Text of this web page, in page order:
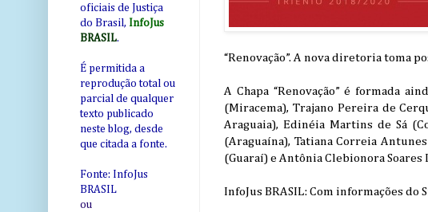
“Renovação”. A nova diretoria toma
A Chapa “Renovação” é formada
(Miracema), Trajano Pereira de
Araguaia), Edinéia Martins de Sá
(Araguaína), Tatiana Correia
(Guaraí) e Antônia Clebionora Soares
InfoJus BRASIL: Com informações do
oficiais de Justiça
do Brasil, InfoJus
BRASIL.
É permitida a
reprodução total ou
parcial de qualquer
texto publicado
neste blog, desde
que citada a fonte.
Fonte: InfoJus
BRASIL
ou